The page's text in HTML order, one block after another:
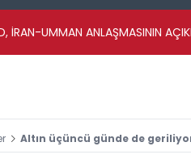
İRAN-UMMAN ANLAŞMASININ
Altın üçüncü günde de